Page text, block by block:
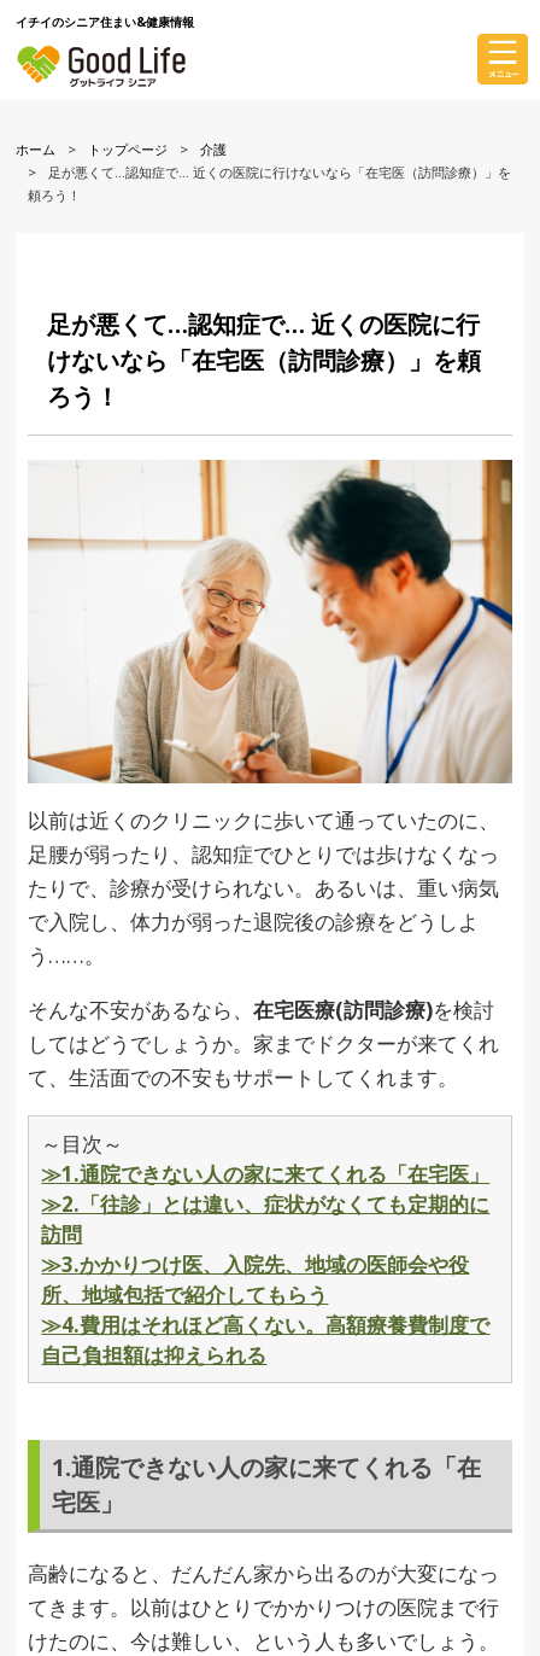
イチイのシニア住まい&健康情報
ホーム トップページ
介護
足が悪くて…認知症で… 近くの医院に行けないなら「在宅医（訪問診療）」を
頼ろう！
足が悪くて…認知症で… 近くの医院に行
けないなら「在宅医（訪問診療）」を頼
ろう！
以前は近くのクリニックに歩いて通っていたのに、
足腰が弱ったり、認知症でひとりでは歩けなくなっ
たりで、診療が受けられない。あるいは、重い病気
で入院し、体力が弱った退院後の診療をどうしよ
う……。
そんな不安があるなら、在宅医療(訪問診療)を検討
してはどうでしょうか。家までドクターが来てくれ
て、生活面での不安もサポートしてくれます。
～目次～
≫1.通院できない人の家に来てくれる「在宅医」
≫2.「往診」とは違い、症状がなくても定期的に
訪問
≫3.かかりつけ医、入院先、地域の医師会や役
所、地域包括で紹介してもらう
≫4.費用はそれほど高くない。高額療養費制度で
自己負担額は抑えられる
1.通院できない人の家に来てくれる「在
宅医」
高齢になると、だんだん家から出るのが大変になっ
てきます。以前はひとりでかかりつけの医院まで行
けたのに、今は難しい、という人も多いでしょう。